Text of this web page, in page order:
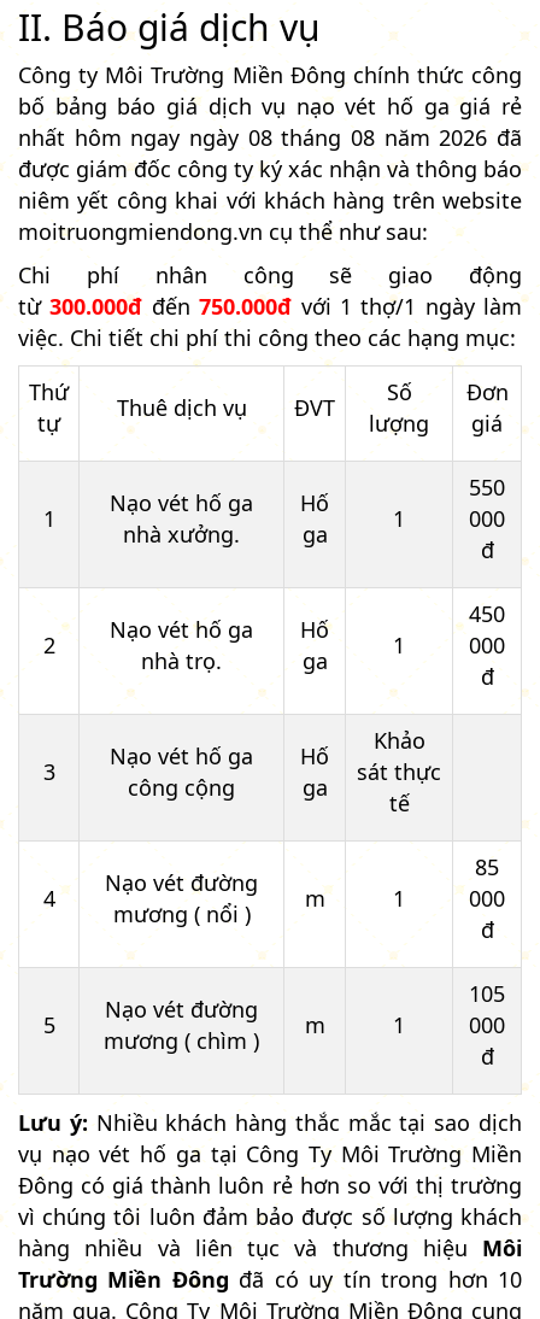
II. Báo giá dịch vụ
Công ty Môi Trường Miền Đông chính thức công
bố bảng báo giá dịch vụ nạo vét hố ga giá rẻ
nhất hôm ngay ngày 08 tháng 08 năm 2026 đã
được giám đốc công ty ký xác nhận và thông báo
niêm yết công khai với khách hàng trên website
moitruongmiendong.vn cụ thể như sau:
Chi phí nhân công sẽ giao động
từ300.000đ đến750.000đ với 1 thợ/1 ngày làm
việc. Chi tiết chi phí thi công theo các hạng mục:
Thứ
tự
Thuê dịch vụ ĐVT
Số
lượng
Đơn
giá
1
Nạo vét hố ga
nhà xưởng.
Hố
ga
1
550
000
đ
2
Nạo vét hố ga
nhà trọ.
Hố
ga
1
450
000
đ
3
Nạo vét hố ga
công cộng
Hố
ga
Khảo
sát thực
tế
4
Nạo vét đường
mương ( nổi )
m 1
85
000
đ
5
Nạo vét đường
mương ( chìm )
m 1
105
000
đ
Lưu ý: Nhiều khách hàng thắc mắc tại sao dịch
vụ nạo vét hố ga tại Công Ty Môi Trường Miền
Đông có giá thành luôn rẻ hơn so với thị trường
vì chúng tôi luôn đảm bảo được số lượng khách
hàng nhiều và liên tục và thương hiệu Môi
Trường Miền Đông đã có uy tín trong hơn 10
năm qua. Công Ty Môi Trường Miền Đông cung